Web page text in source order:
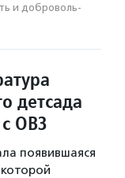
и доброволь­
детсада
ОВЗ
появившаяся